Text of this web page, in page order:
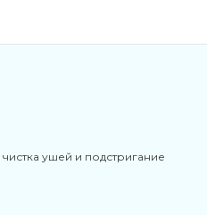
ушей и подстригание